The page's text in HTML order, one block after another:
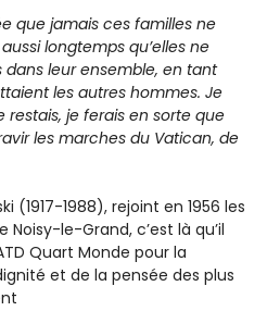
que jamais ces familles ne
longtemps qu’elles ne
leur ensemble, en tant
les autres hommes. Je
restais, je ferais en sorte que
les marches du Vatican, de
(1917-1988), rejoint en 1956 les
le-Grand, c’est là qu’il
Quart Monde pour la
et de la pensée des plus